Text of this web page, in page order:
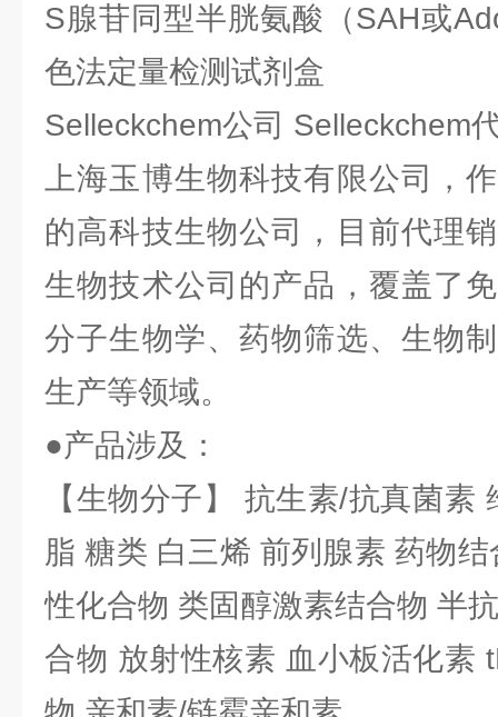
S腺苷同型半胱氨酸（SAH或
色法定量检测试剂盒
Selleckchem公司 Selleckchem
上海玉博生物科技有限公司，
的高科技生物公司，目前代理
生物技术公司的产品，覆盖了
分子生物学、药物筛选、生物
生产等领域。
●产品涉及：
【生物分子】 抗生素/抗真菌素
脂 糖类 白三烯 前列腺素 药物
性化合物 类固醇激素结合物 半
合物 放射性核素 血小板活化素